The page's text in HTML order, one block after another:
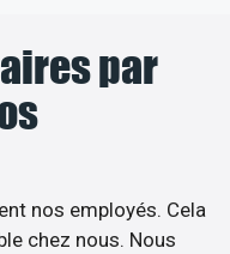
par
nos employés. Cela
chez nous. Nous